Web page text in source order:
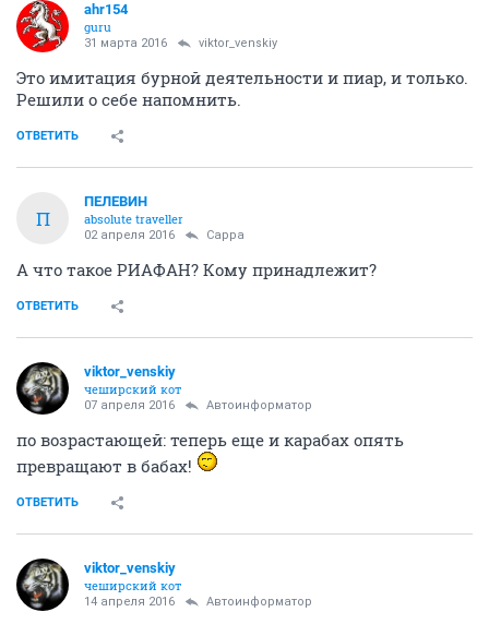
ahr154
guru
31 марта 2016 viktor_venskiy
Это имитация бурной деятельности и пиар, и только.
Решили о себе напомнить.
ОТВЕТИТЬ
П
ПЕЛЕВИН
absolute traveller
02 апреля 2016 Сарра
А что такое РИАФАН? Кому принадлежит?
ОТВЕТИТЬ
viktor_venskiy
чеширский кот
07 апреля 2016 Автоинформатор
по возрастающей: теперь еще и карабах опять
превращают в бабах!
ОТВЕТИТЬ
viktor_venskiy
чеширский кот
14 апреля 2016 Автоинформатор